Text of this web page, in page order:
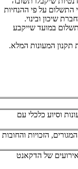
התשלום על פי ההנחיות
שיכון ובינוי.
במועד שייקבע
תקנון המעונות המלא.
וסיוע כלכלי עם
הזכויות והחובות
של הדקאנט